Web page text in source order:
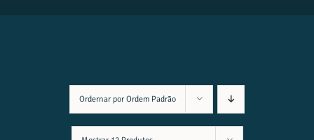
Ordernar por Ordem Padrão